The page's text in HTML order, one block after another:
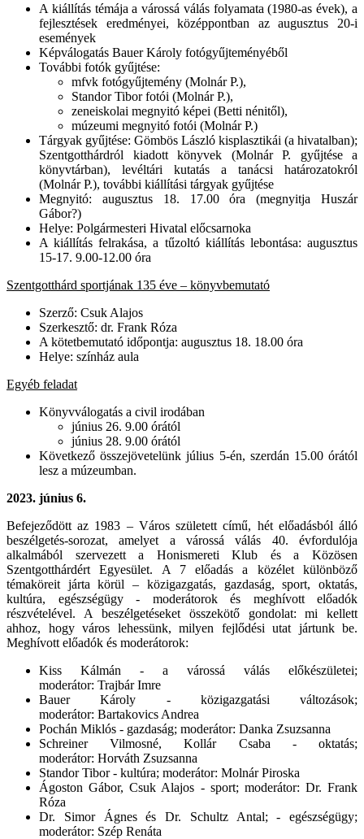
A kiállítás témája a várossá válás folyamata (1980-as évek), a
fejlesztések eredményei, középpontban az augusztus 20-i
események
Képválogatás Bauer Károly fotógyűjteményéből
További fotók gyűjtése:
mfvk fotógyűjtemény (Molnár P.),
Standor Tibor fotói (Molnár P.),
zeneiskolai megnyitó képei (Betti nénitől),
múzeumi megnyitó fotói (Molnár P.)
Tárgyak gyűjtése: Gömbös László kisplasztikái (a hivatalban);
Szentgotthárdról kiadott könyvek (Molnár P. gyűjtése a
könyvtárban), levéltári kutatás a tanácsi határozatokról
(Molnár P.), további kiállítási tárgyak gyűjtése
Megnyitó: augusztus 18. 17.00 óra (megnyitja Huszár
Gábor?)
Helye: Polgármesteri Hivatal előcsarnoka
A kiállítás felrakása, a tűzoltó kiállítás lebontása: augusztus
15-17. 9.00-12.00 óra
Szentgotthárd sportjának 135 éve – könyvbemutató
Szerző: Csuk Alajos
Szerkesztő: dr. Frank Róza
A kötetbemutató időpontja: augusztus 18. 18.00 óra
Helye: színház aula
Egyéb feladat
Könyvválogatás a civil irodában
június 26. 9.00 órától
június 28. 9.00 órától
Következő összejövetelünk július 5-én, szerdán 15.00 órától
lesz a múzeumban.
2023. június 6.
Befejeződött az 1983 – Város született című, hét előadásból álló
beszélgetés-sorozat, amelyet a várossá válás 40. évfordulója
alkalmából szervezett a Honismereti Klub és a Közösen
Szentgotthárdért Egyesület. A 7 előadás a közélet különböző
témaköreit járta körül – közigazgatás, gazdaság, sport, oktatás,
kultúra, egészségügy - moderátorok és meghívott előadók
részvételével. A beszélgetéseket összekötő gondolat: mi kellett
ahhoz, hogy város lehessünk, milyen fejlődési utat jártunk be.
Meghívott előadók és moderátorok:
Kiss Kálmán - a várossá válás előkészületei;
moderátor: Trajbár Imre
Bauer Károly - közigazgatási változások;
moderátor: Bartakovics Andrea
Pochán Miklós - gazdaság; moderátor: Danka Zsuzsanna
Schreiner Vilmosné, Kollár Csaba - oktatás;
moderátor: Horváth Zsuzsanna
Standor Tibor - kultúra; moderátor: Molnár Piroska
Ágoston Gábor, Csuk Alajos - sport; moderátor: Dr. Frank
Róza
Dr. Simor Ágnes és Dr. Schultz Antal; - egészségügy;
moderátor: Szép Renáta